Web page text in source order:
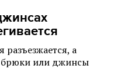
разъезжается, а
или джинсы